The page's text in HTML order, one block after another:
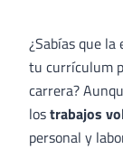
¿Sabías que
tu currículum
carrera?
lostrabajos
personal y